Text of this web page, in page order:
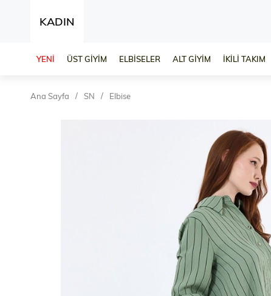
KADIN
YENİ ÜST GİYİM ELBİSELER ALT GİYİM İKİLİ TAKIM
Ana Sayfa SN Elbise